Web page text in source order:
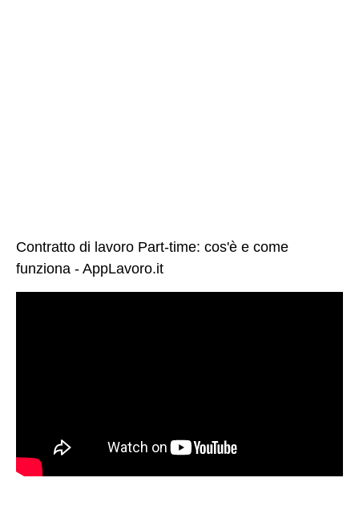
Contratto di lavoro Part-time: cos'è e come
funziona - AppLavoro.it